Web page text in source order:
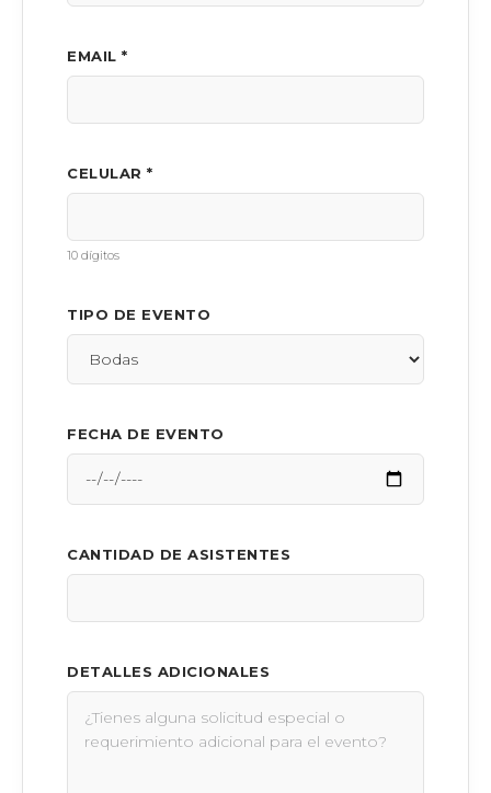
EMAIL *
CELULAR *
10 dígitos
TIPO DE EVENTO
FECHA DE EVENTO
CANTIDAD DE ASISTENTES
DETALLES ADICIONALES